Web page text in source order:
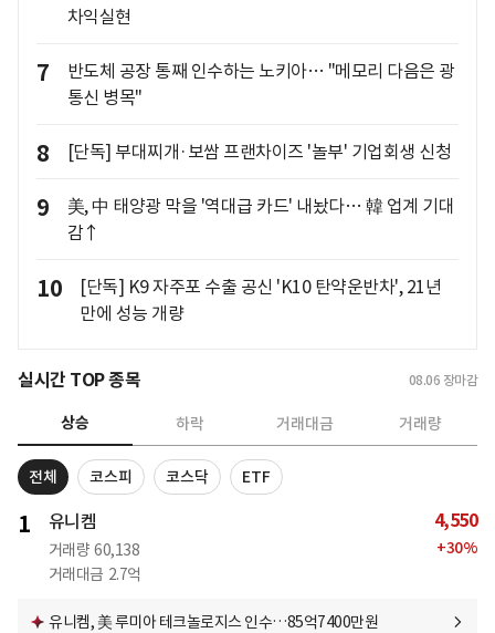
차익실현
7
반도체 공장 통째 인수하는 노키아… "메모리 다음은 광
통신 병목"
8 [단독] 부대찌개·보쌈 프랜차이즈 '놀부' 기업회생 신청
9
美, 中 태양광 막을 '역대급 카드' 내놨다… 韓 업계 기대
감↑
10
[단독] K9 자주포 수출 공신 'K10 탄약운반차', 21년
만에 성능 개량
실시간 TOP 종목 08.06 장마감
상승 하락 거래대금 거래량
전체 코스피 코스닥 ETF
1 유니켐
거래량 60,138
거래대금 2.7억
4,550
+30%
유니켐, 美 루미아 테크놀로지스 인수…85억7400만원